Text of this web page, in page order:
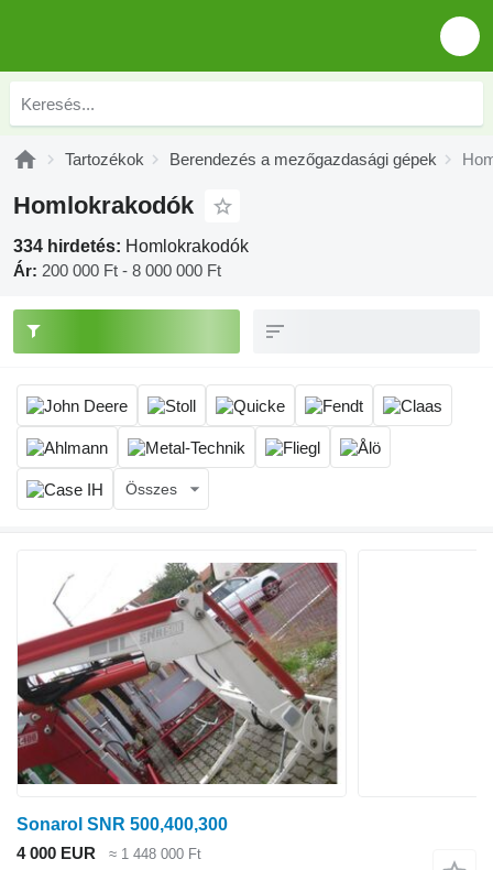
Tartozékok Berendezés a mezőgazdasági gépek
Homlokrakodók
334 hirdetés: Homlokrakodók
Ár: 200 000 Ft - 8 000 000 Ft
Összes
Sonarol SNR 500,400,300
4 000 EUR
≈ 1 448 000 Ft